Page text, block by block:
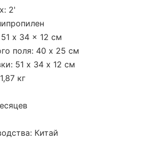
2'
x 34 x 12 см
поля: 40 х 25 см
51 х 34 х 12 см
кг
Китай